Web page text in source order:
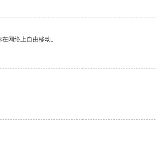
网络上自由移动。